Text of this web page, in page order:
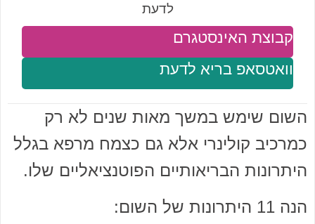
לדעת
וואטסאפ בריא לדעת
קבוצת האינסטגרם
השום שימש במשך מאות שנים לא רק
כמרכיב קולינרי אלא גם כצמח מרפא בגלל
היתרונות הבריאותיים הפוטנציאליים שלו.
הנה 11 היתרונות של השום: